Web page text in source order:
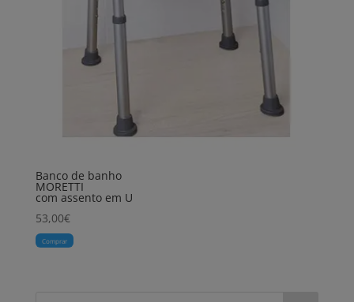
Banco de banho
MORETTI
com assento em U
53,00€
Comprar